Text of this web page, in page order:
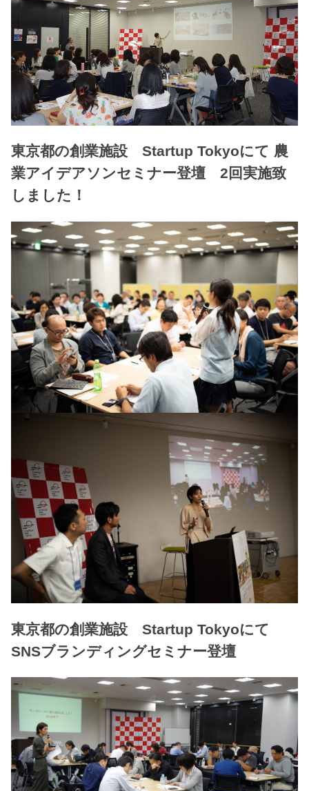
東京都の創業施設 Startup Tokyoにて 農
業アイデアソンセミナー登壇 2回実施致
しました！
東京都の創業施設 Startup Tokyoにて
SNSブランディングセミナー登壇